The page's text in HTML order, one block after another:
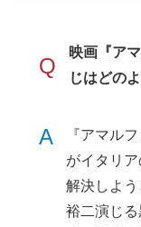
Q
映画『ア
じはどの
A
『アマル
がイタリ
解決しよ
裕二演じ